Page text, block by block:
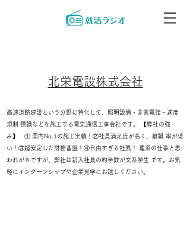
北栄電設株式会社
高速道路建設という分野に特化して、照明設備・非常電話・速度
規制 標識などを施工する電気通信工事会社です。 【弊社の強
み】 ① 国内No.1の施工実績！②社員満足度が高く、離職 率が低
い！③超安定した財務基盤！④自由すぎる社風！ 理系の仕事と思
われがちですが、弊社は新入社員の約半数が文系学生 です。お気
軽にインターンシップや企業見学にお越しください。